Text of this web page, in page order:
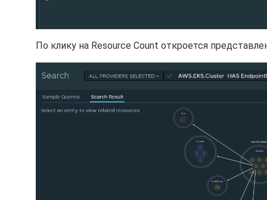
По клику на Resource Count откроется